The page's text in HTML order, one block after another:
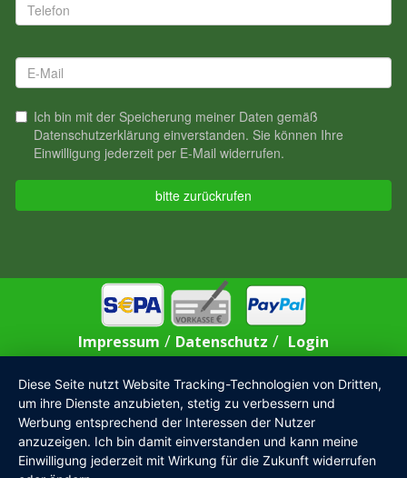
Impressum / Datenschutz / Login
Diese Seite nutzt Website Tracking-Technologien von Dritten,
um ihre Dienste anzubieten, stetig zu verbessern und
Werbung entsprechend der Interessen der Nutzer
anzuzeigen. Ich bin damit einverstanden und kann meine
Einwilligung jederzeit mit Wirkung für die Zukunft widerrufen